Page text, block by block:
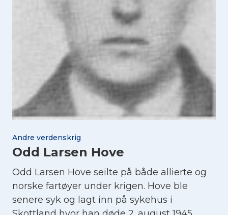
Andre verdenskrig
Odd Larsen Hove
Odd Larsen Hove seilte på både allierte og
norske fartøyer under krigen. Hove ble
senere syk og lagt inn på sykehus i